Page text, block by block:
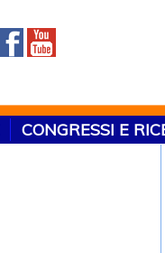
CONGRESSI E